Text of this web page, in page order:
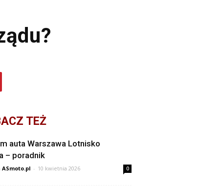
TEŻ
auta Warszawa Lotnisko
– poradnik
- 10 kwietnia 2026 0